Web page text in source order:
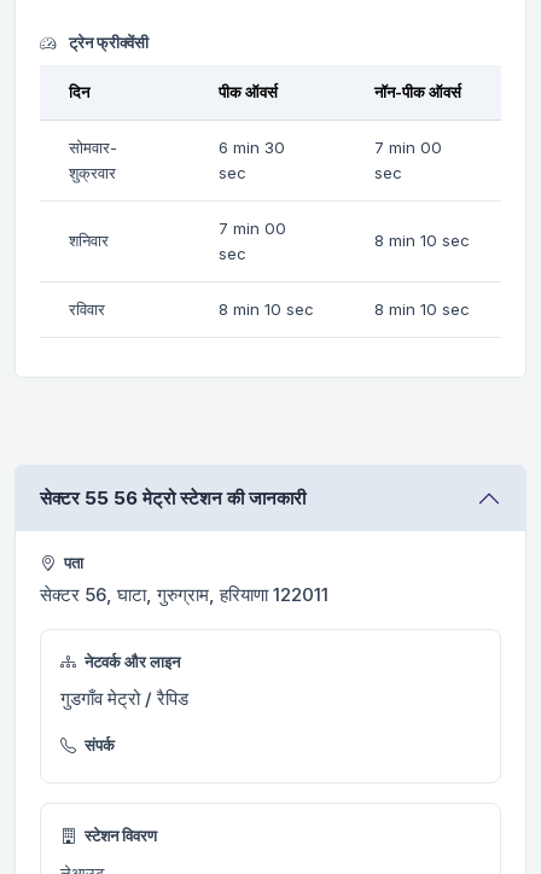
ट्रेन फ्रीक्वेंसी
दिन पीक ऑवर्स नॉन-पीक ऑवर्स
सोमवार-
शुक्रवार
6 min 30
sec
7 min 00
sec
शनिवार
7 min 00
sec
8 min 10 sec
रविवार 8 min 10 sec 8 min 10 sec
सेक्टर 55 56 मेट्रो स्टेशन की जानकारी
पता
सेक्टर 56, घाटा, गुरुग्राम, हरियाणा 122011
नेटवर्क और लाइन
गुडगाँव मेट्रो / रैपिड
संपर्क
स्टेशन विवरण